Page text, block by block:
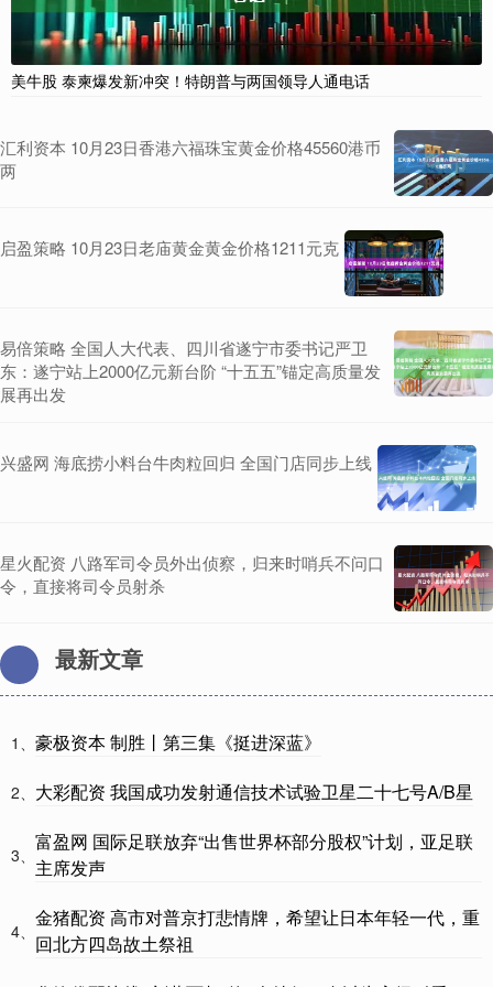
美牛股 泰柬爆发新冲突！特朗普与两国领导人通电话
汇利资本 10月23日香港六福珠宝黄金价格45560港币
两
启盈策略 10月23日老庙黄金黄金价格1211元克
易倍策略 全国人大代表、四川省遂宁市委书记严卫
东：遂宁站上2000亿元新台阶 “十五五”锚定高质量发
展再出发
兴盛网 海底捞小料台牛肉粒回归 全国门店同步上线
星火配资 八路军司令员外出侦察，归来时哨兵不问口
令，直接将司令员射杀
最新文章
1、 豪极资本 制胜丨第三集《挺进深蓝》
2、 大彩配资 我国成功发射通信技术试验卫星二十七号A/B星
3、
富盈网 国际足联放弃“出售世界杯部分股权”计划，亚足联
主席发声
4、
金猪配资 高市对普京打悲情牌，希望让日本年轻一代，重
回北方四岛故土祭祖